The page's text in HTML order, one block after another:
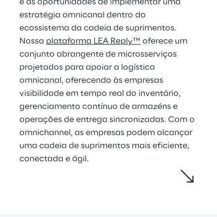
e as oportunidades de implementar uma
estratégia omnicanal dentro do
ecossistema da cadeia de suprimentos.
Nossa plataforma LEA Reply™ oferece um
conjunto abrangente de microsserviços
projetados para apoiar a logística
omnicanal, oferecendo às empresas
visibilidade em tempo real do inventário,
gerenciamento contínuo de armazéns e
operações de entrega sincronizadas. Com o
omnichannel, as empresas podem alcançar
uma cadeia de suprimentos mais eficiente,
conectada e ágil.